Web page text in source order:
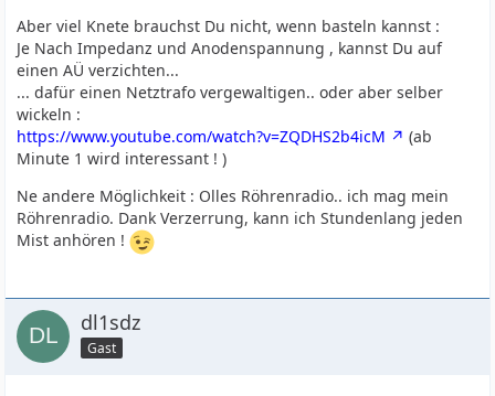
Aber viel Knete brauchst Du nicht, wenn basteln kannst :
Je Nach Impedanz und Anodenspannung , kannst Du auf
einen AÜ verzichten...
... dafür einen Netztrafo vergewaltigen.. oder aber selber
wickeln :
https://www.youtube.com/watch?v=ZQDHS2b4icM
(ab
Minute 1 wird interessant ! )
Ne andere Möglichkeit : Olles Röhrenradio.. ich mag mein
Röhrenradio. Dank Verzerrung, kann ich Stundenlang jeden
Mist anhören !
dl1sdz
Gast